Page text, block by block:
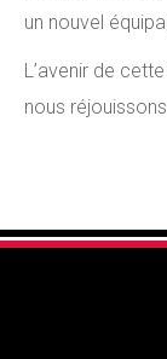
un nouvel
L’avenir de
nous